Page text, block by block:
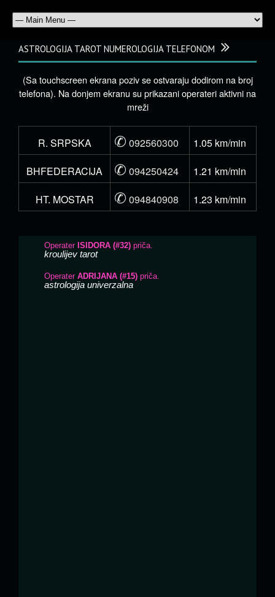
ASTROLOGIJA TAROT NUMEROLOGIJA TELEFONOM
(Sa touchscreen ekrana poziv se ostvaraju dodirom na broj
telefona). Na donjem ekranu su prikazani operateri aktivni na
mreži
R. SRPSKA ✆ 092560300
1.05 km/min
BHFEDERACIJA
✆ 094250424
1.21 km/min
HT. MOSTAR
✆ 094840908 1.23 km/min